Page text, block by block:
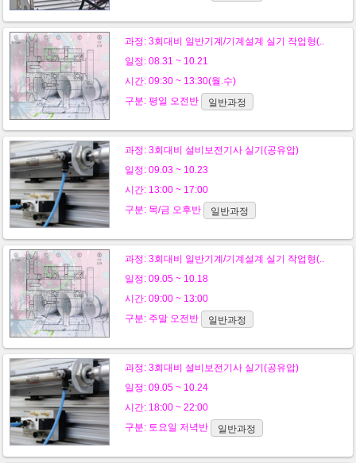
과정: 3회대비 일반기계/기계설계 실기 작업형(..
일정: 08.31 ~ 10.21
시간: 09:30 ~ 13:30(월.수)
구분: 평일 오전반 일반과정
과정: 3회대비 설비보전기사 실기(공유압)
일정: 09.03 ~ 10.23
시간: 13:00 ~ 17:00
구분: 목/금 오후반 일반과정
과정: 3회대비 일반기계/기계설계 실기 작업형(..
일정: 09.05 ~ 10.18
시간: 09:00 ~ 13:00
구분: 주말 오전반 일반과정
과정: 3회대비 설비보전기사 실기(공유압)
일정: 09.05 ~ 10.24
시간: 18:00 ~ 22:00
구분: 토요일 저녁반 일반과정